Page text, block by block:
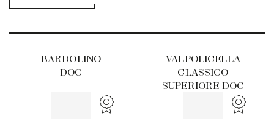
BARDOLINO
DOC
VALPOLICELLA
CLASSICO
SUPERIORE DOC